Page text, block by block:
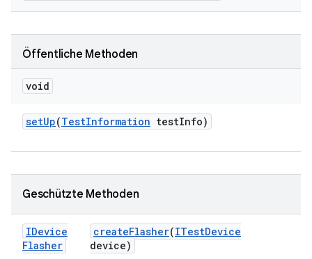
Öffentliche Methoden
void
setUp(TestInformation testInfo)
Geschützte Methoden
IDevice
Flasher
createFlasher(ITestDevice
device)